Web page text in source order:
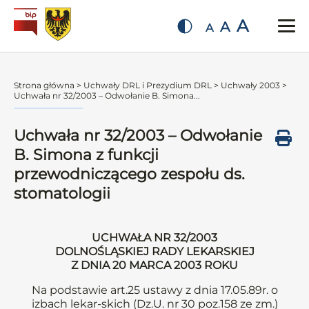
A A A
Strona główna > Uchwały DRL i Prezydium DRL > Uchwały 2003 >
Uchwała nr 32/2003 – Odwołanie B. Simona...
Uchwała nr 32/2003 – Odwołanie
B. Simona z funkcji
przewodniczącego zespołu ds.
stomatologii
UCHWAŁA NR 32/2003
DOLNOŚLĄSKIEJ RADY LEKARSKIEJ
Z DNIA 20 MARCA 2003 ROKU
Na podstawie art.25 ustawy z dnia 17.05.89r. o
izbach lekar-skich (Dz.U. nr 30 poz.158 ze zm.)